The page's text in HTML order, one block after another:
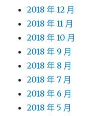
2018 年 12 月
2018 年 11 月
2018 年 10 月
2018 年 9 月
2018 年 8 月
2018 年 7 月
2018 年 6 月
2018 年 5 月